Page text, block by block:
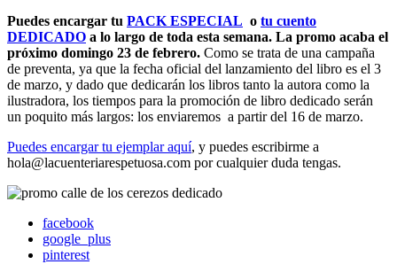
Puedes encargar tu PACK ESPECIAL o tu cuento
DEDICADO a lo largo de toda esta semana. La promo acaba el
próximo domingo 23 de febrero. Como se trata de una campaña
de preventa, ya que la fecha oficial del lanzamiento del libro es el 3
de marzo, y dado que dedicarán los libros tanto la autora como la
ilustradora, los tiempos para la promoción de libro dedicado serán
un poquito más largos: los enviaremos a partir del 16 de marzo.
Puedes encargar tu ejemplar aquí, y puedes escribirme a
hola@lacuenteriarespetuosa.com por cualquier duda tengas.
facebook
google_plus
pinterest